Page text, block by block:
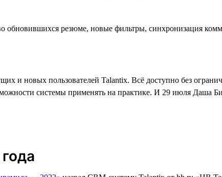
и новых пользователей Talantix. Всё доступно без
системы применять на практике. И 29 июля Даша